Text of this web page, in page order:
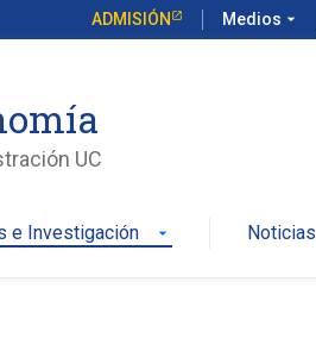
ADMISIÓN Medios arrow_drop_down
UC
e Investigación arrow_drop_down Noticias